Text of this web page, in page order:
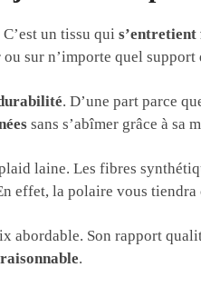
un tissu qui
sur n’importe quel support
. D’une part parce
sans s’abîmer grâce à sa
laine. Les fibres
effet, la polaire vous
abordable. Son rapport
.